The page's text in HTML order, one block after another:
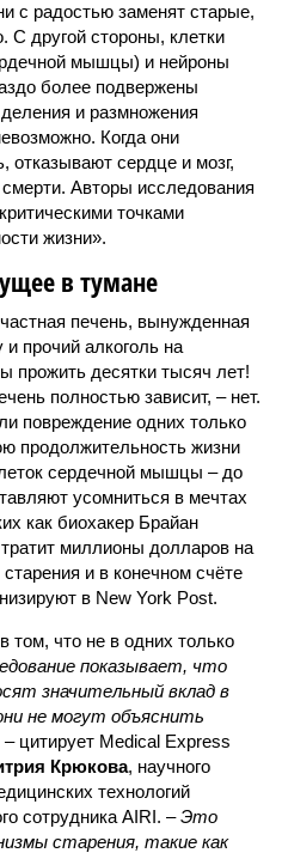
с радостью заменят старые,
С другой стороны, клетки
мышцы) и нейроны
более подвержены
и размножения
Когда они
отказывают сердце и мозг,
Авторы исследования
точками
жизни».
в тумане
печень, вынужденная
прочий алкоголь на
прожить десятки тысяч лет!
полностью зависит, – нет.
повреждение одних только
продолжительность жизни
сердечной мышцы – до
усомниться в мечтах
как биохакер Брайан
миллионы долларов на
и в конечном счёте
в New York Post.
том, что не в одних только
показывает, что
значительный вклад в
не могут объяснить
–цитирует Medical Express
Крюкова, научного
технологий
сотрудника AIRI. –Это
старения, такие как